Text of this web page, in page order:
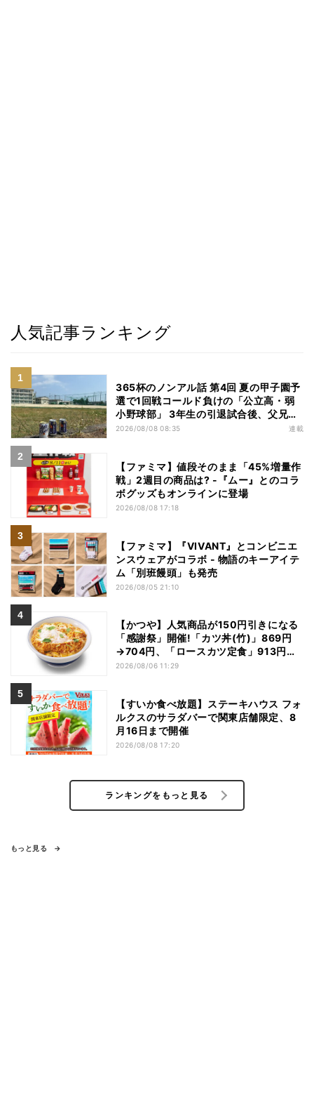
人気記事ランキング
365杯のノンアル話 第4回 夏の甲子園予
選で1回戦コールド負けの「公立高・弱
小野球部」 3年生の引退試合後、父兄
が“現場”で取り出したのは……
2026/08/08 08:35 連載
【ファミマ】値段そのまま「45%増量作
戦」2週目の商品は? -『ムー』とのコラ
ボグッズもオンラインに登場
2026/08/08 17:18
【ファミマ】『VIVANT』とコンビニエ
ンスウェアがコラボ - 物語のキーアイテ
ム「別班饅頭」も発売
2026/08/05 21:10
【かつや】人気商品が150円引きになる
「感謝祭」開催!「カツ丼(竹)」869円
→704円、「ロースカツ定食」913円
→748円に - 8日間限定
2026/08/06 11:29
【すいか食べ放題】ステーキハウス フォ
ルクスのサラダバーで関東店舗限定、8
月16日まで開催
2026/08/08 17:20
ランキングをもっと見る
もっと見る